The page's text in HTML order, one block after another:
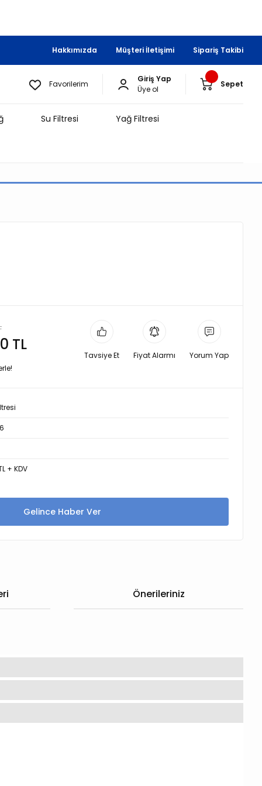
Hakkımızda Müşteri İletişimi Sipariş Takibi
Favorilerim
Giriş Yap
Üye ol
Sepet
Su Filtresi Yağ Filtresi
TL
Tavsiye Et Fiyat Alarmı Yorum Yap
+ KDV
Gelince Haber Ver
Önerileriniz